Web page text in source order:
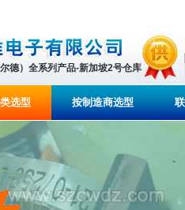
德）全系列产品-新加坡2号仓库
选型 按制造商选型